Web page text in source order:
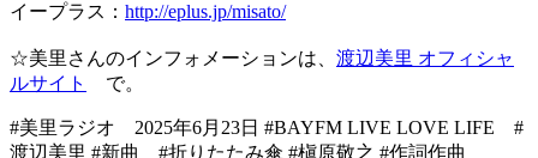
イープラス： http://eplus.jp/misato/
☆美里さんのインフォメーションは、 渡辺美里 オフィシャ
ルサイト
で。
#美里ラジオ 2025年6月23日 #BAYFM LIVE LOVE LIFE #
渡辺美里 #新曲 #折りたたみ傘 #槇原敬之 #作詞作曲